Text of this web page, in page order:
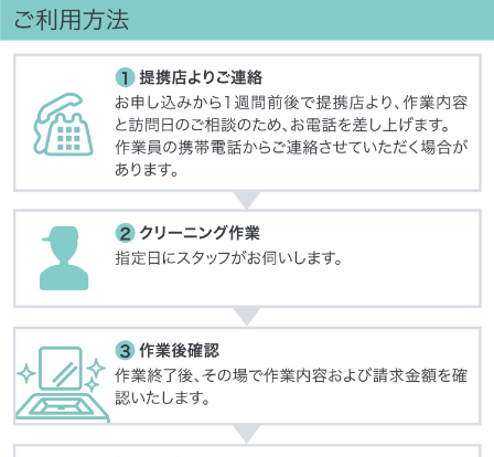
<作業をお断りする場合>
製造年度(8～10年経過)やメーカー都合により部品供給が終了している場合